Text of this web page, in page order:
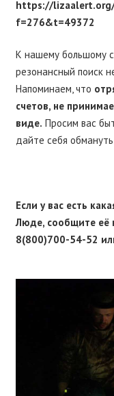
https://
f=276&t=49372
К нашему большому
резонансный поиск
Напоминаем, что
счетов, не
виде. Просим вас
дайте себя
Если у вас есть
Люде, сообщите её
8(800)700-54-52